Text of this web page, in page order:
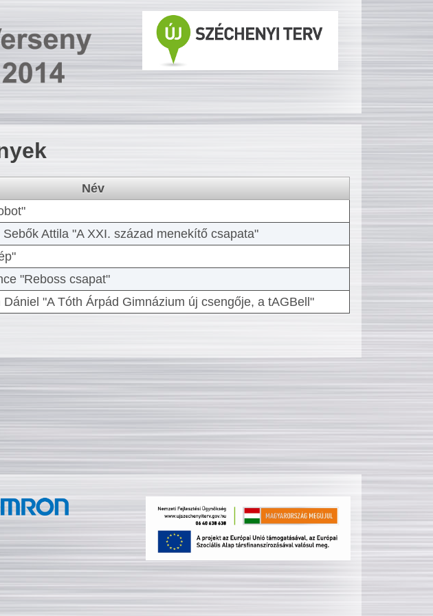
Név
Attila "A XXI. század menekítő csapata"
"Reboss csapat"
"A Tóth Árpád Gimnázium új csengője, a tAGBell"